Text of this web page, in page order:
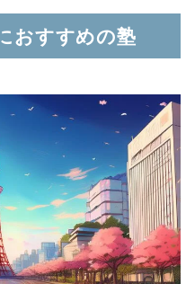
おすすめの塾